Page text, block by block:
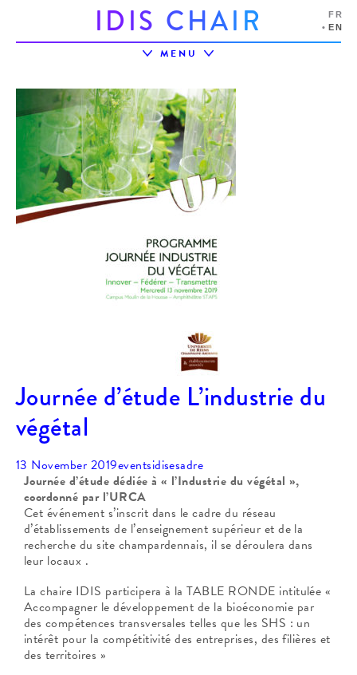
FR
EN
IDIS CHAIR
MENU
IDIS CHAIR
IDIS ECOSYSTEM
EVENTS
PARTNERSHIPS
Journée d’étude L’industrie du
végétal
13 November 2019eventsidisesadre
Journée d’étude dédiée à « l’Industrie du végétal »,
coordonné par l’URCA
Cet événement s’inscrit dans le cadre du réseau
d’établissements de l’enseignement supérieur et de la
recherche du site champardennais, il se déroulera dans
leur locaux .
La chaire IDIS participera à la TABLE RONDE intitulée «
Accompagner le développement de la bioéconomie par
des compétences transversales telles que les SHS : un
intérêt pour la compétitivité des entreprises, des filières et
des territoires »